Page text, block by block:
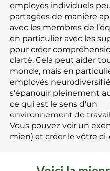
employés individuels
partagées de manière
avec les membres de
en particulier avec les
pour créer
clarté. Cela peut aider
monde, mais en
employés
s'épanouir pleinement
ce qui est le sens d'un
environnement de
Vous pouvez voir un
mien) et créer le vôtre ci-